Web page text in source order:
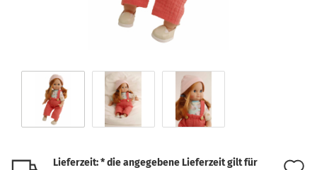
Lieferzeit: * die angegebene Lieferzeit gilt für